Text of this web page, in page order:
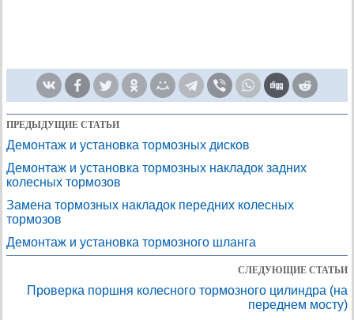
ПРЕДЫДУЩИЕ СТАТЬИ
Демонтаж и установка тормозных дисков
Демонтаж и установка тормозных накладок задних
колесных тормозов
Замена тормозных накладок передних колесных
тормозов
Демонтаж и установка тормозного шланга
СЛЕДУЮЩИЕ СТАТЬИ
Проверка поршня колесного тормозного цилиндра (на
переднем мосту)